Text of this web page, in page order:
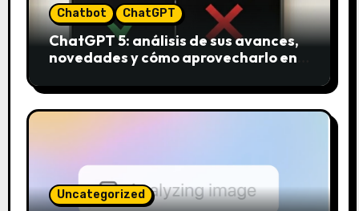
Chatbot ChatGPT
ChatGPT 5: análisis de sus avances,
novedades y cómo aprovecharlo en
Uncategorized